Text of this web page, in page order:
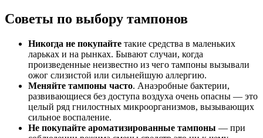
Советы по выбору тампонов
Никогда не покупайте такие средства в маленьких
ларьках и на рынках. Бывают случаи, когда
произведенные неизвестно из чего тампоны вызывали
ожог слизистой или сильнейшую аллергию.
Меняйте тампоны часто. Анаэробные бактерии,
развивающиеся без доступа воздуха очень опасны — это
целый ряд гнилостных микроорганизмов, вызывающих
сильное воспаление.
Не покупайте ароматизированные тампоны — при